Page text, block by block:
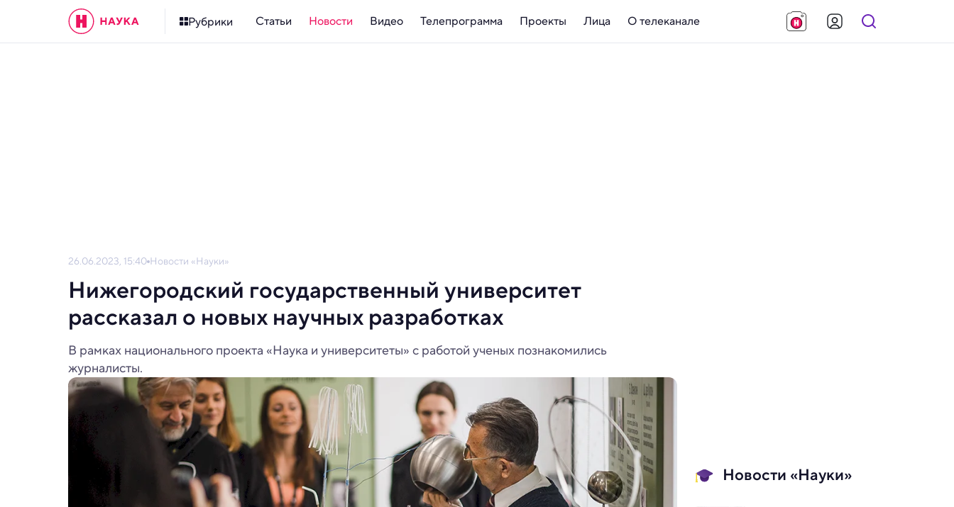
Рубрики Статьи Новости Видео Телепрограмма Проекты Лица О телеканале
26.06.2023, 15:40 Новости «Науки»
Нижегородский государственный университет
рассказал о новых научных разработках
В рамках национального проекта «Наука и университеты» с работой ученых познакомились
журналисты.
Новости «Науки»